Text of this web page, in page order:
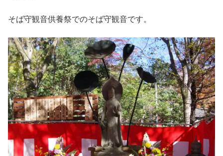
そば守観音供養祭でのそば守観音です。